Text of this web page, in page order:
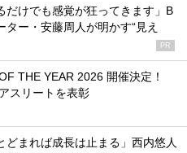
だけでも感覚が狂ってきます」B
ター・安藤周人が明かす“見え
PR
THE YEAR 2026 開催決定！
スリートを表彰
どまれば成長は止まる」西内悠人